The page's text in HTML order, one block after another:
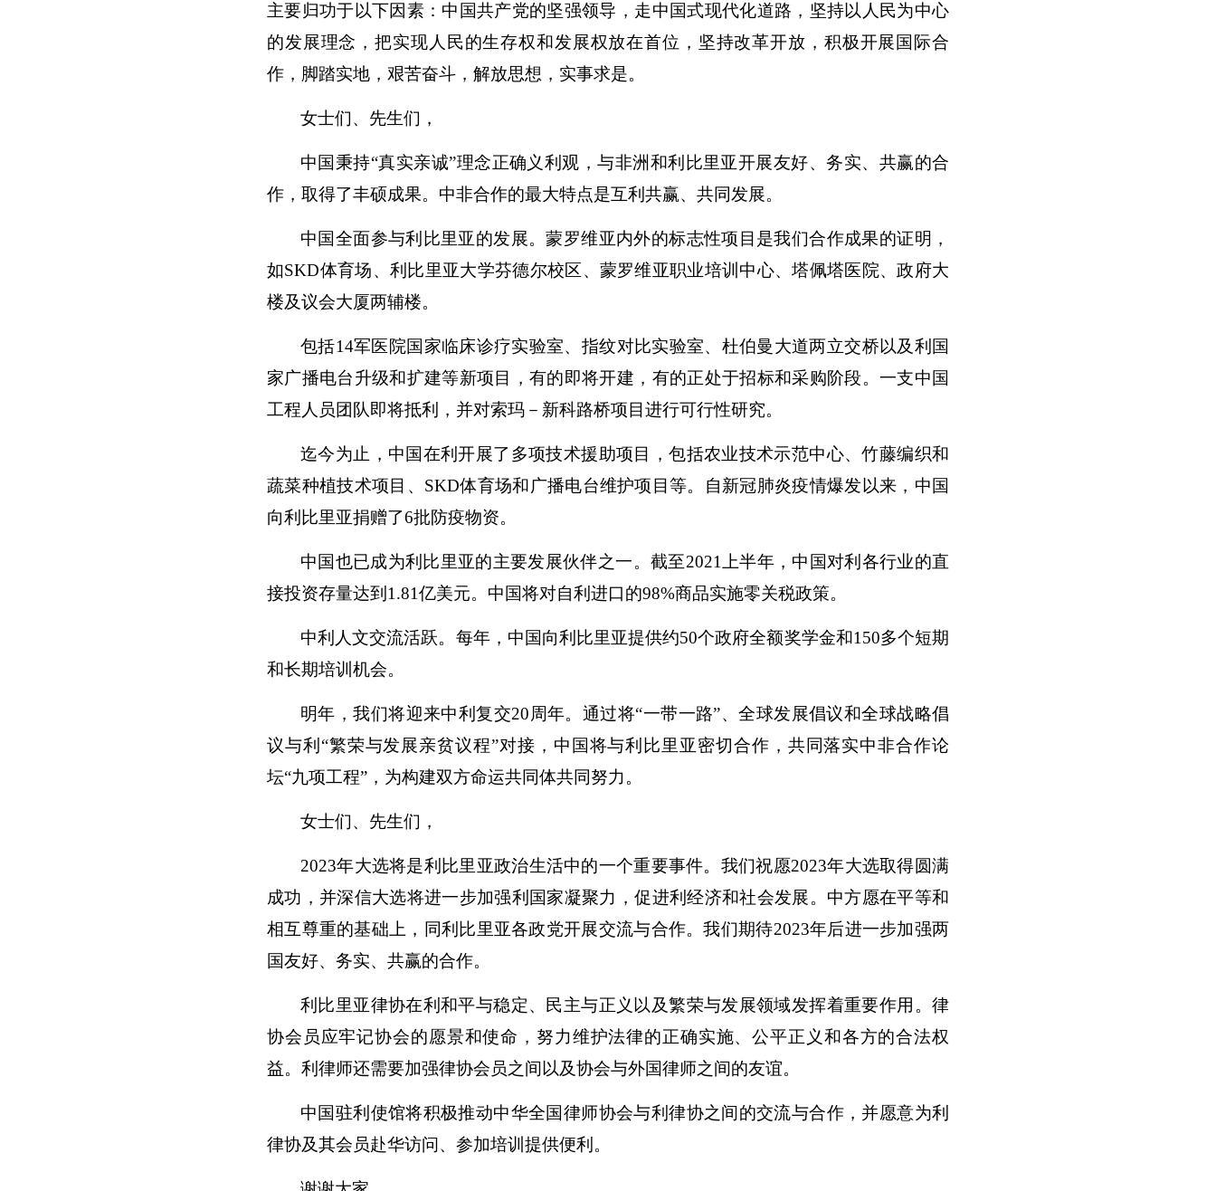
主要归功于以下因素：中国共产党的坚强领导，走中国式现代化道路，坚持以人民为中心
的发展理念，把实现人民的生存权和发展权放在首位，坚持改革开放，积极开展国际合
作，脚踏实地，艰苦奋斗，解放思想，实事求是。
女士们、先生们，
中国秉持“真实亲诚”理念正确义利观，与非洲和利比里亚开展友好、务实、共赢的合
作，取得了丰硕成果。中非合作的最大特点是互利共赢、共同发展。
中国全面参与利比里亚的发展。蒙罗维亚内外的标志性项目是我们合作成果的证明，
如SKD体育场、利比里亚大学芬德尔校区、蒙罗维亚职业培训中心、塔佩塔医院、政府大
楼及议会大厦两辅楼。
包括14军医院国家临床诊疗实验室、指纹对比实验室、杜伯曼大道两立交桥以及利国
家广播电台升级和扩建等新项目，有的即将开建，有的正处于招标和采购阶段。一支中国
工程人员团队即将抵利，并对索玛－新科路桥项目进行可行性研究。
迄今为止，中国在利开展了多项技术援助项目，包括农业技术示范中心、竹藤编织和
蔬菜种植技术项目、SKD体育场和广播电台维护项目等。自新冠肺炎疫情爆发以来，中国
向利比里亚捐赠了6批防疫物资。
中国也已成为利比里亚的主要发展伙伴之一。截至2021上半年，中国对利各行业的直
接投资存量达到1.81亿美元。中国将对自利进口的98%商品实施零关税政策。
中利人文交流活跃。每年，中国向利比里亚提供约50个政府全额奖学金和150多个短期
和长期培训机会。
明年，我们将迎来中利复交20周年。通过将“一带一路”、全球发展倡议和全球战略倡
议与利“繁荣与发展亲贫议程”对接，中国将与利比里亚密切合作，共同落实中非合作论
坛“九项工程”，为构建双方命运共同体共同努力。
女士们、先生们，
2023年大选将是利比里亚政治生活中的一个重要事件。我们祝愿2023年大选取得圆满
成功，并深信大选将进一步加强利国家凝聚力，促进利经济和社会发展。中方愿在平等和
相互尊重的基础上，同利比里亚各政党开展交流与合作。我们期待2023年后进一步加强两
国友好、务实、共赢的合作。
利比里亚律协在利和平与稳定、民主与正义以及繁荣与发展领域发挥着重要作用。律
协会员应牢记协会的愿景和使命，努力维护法律的正确实施、公平正义和各方的合法权
益。利律师还需要加强律协会员之间以及协会与外国律师之间的友谊。
中国驻利使馆将积极推动中华全国律师协会与利律协之间的交流与合作，并愿意为利
律协及其会员赴华访问、参加培训提供便利。